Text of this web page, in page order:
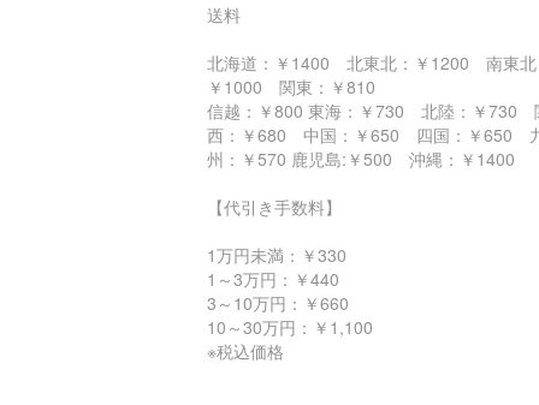
送料
北海道：￥1400 北東北：￥1200 南東
￥1000 関東：￥810
信越：￥800 東海：￥730 北陸：￥730
西：￥680 中国：￥650 四国：￥650
州：￥570 鹿児島:￥500 沖縄：￥
【代引き手数料】
1万円未満：￥330
1～3万円：￥440
3～10万円：￥660
10～30万円：￥1,100
※税込価格